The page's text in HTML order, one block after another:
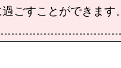
ごすことができます。